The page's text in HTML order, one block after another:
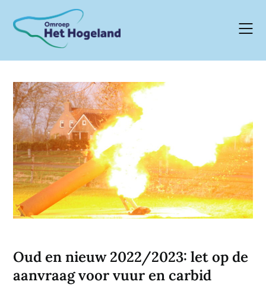
content
Oud en nieuw 2022/2023: let op de
aanvraag voor vuur en carbid